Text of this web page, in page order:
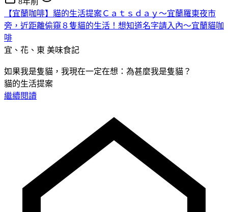
【宜蘭咖啡】貓的生活提案Ｃａｔｓｄａｙ～宜蘭羅東夜市
旁，近距離偷窺８隻貓的生活！想知道名字請入內～宜蘭貓咖
啡
宜、花、東 美味食記
如果我是隻貓，我現在一定在想：為甚麼我是隻貓？
貓的生活提案
繼續閱讀